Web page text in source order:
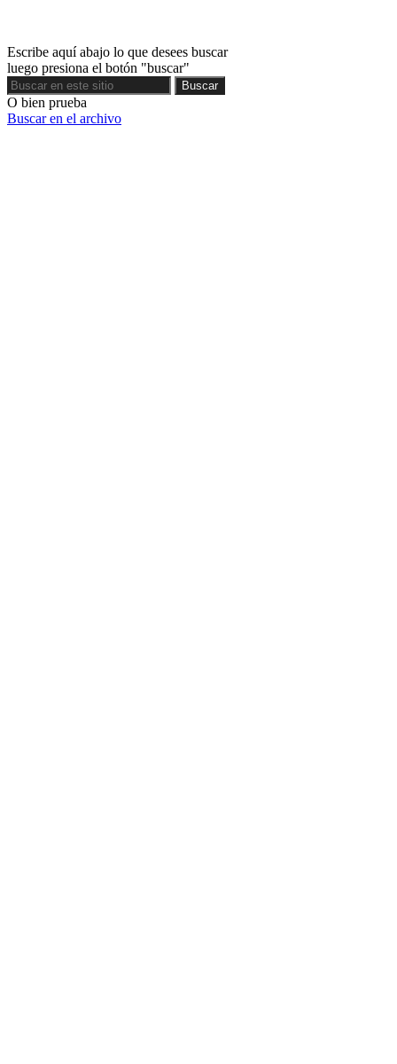
Escribe aquí abajo lo que desees buscar
luego presiona el botón "buscar"
Buscar
Buscar
O bien prueba
Buscar en el archivo